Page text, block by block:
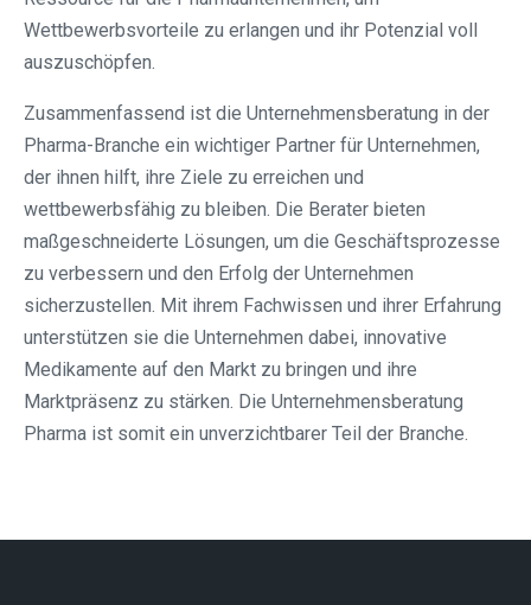
Wettbewerbsvorteile zu erlangen und ihr Potenzial voll
auszuschöpfen.
Zusammenfassend ist die Unternehmensberatung in der
Pharma-Branche ein wichtiger Partner für Unternehmen,
der ihnen hilft, ihre Ziele zu erreichen und
wettbewerbsfähig zu bleiben. Die Berater bieten
maßgeschneiderte Lösungen, um die Geschäftsprozesse
zu verbessern und den Erfolg der Unternehmen
sicherzustellen. Mit ihrem Fachwissen und ihrer Erfahrung
unterstützen sie die Unternehmen dabei, innovative
Medikamente auf den Markt zu bringen und ihre
Marktpräsenz zu stärken. Die Unternehmensberatung
Pharma ist somit ein unverzichtbarer Teil der Branche.